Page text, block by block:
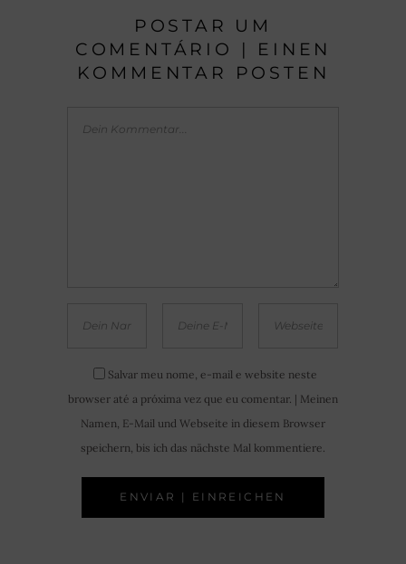
POSTAR UM
COMENTÁRIO | EINEN
KOMMENTAR POSTEN
Salvar meu nome, e-mail e website neste
browser até a próxima vez que eu comentar. | Meinen
Namen, E-Mail und Webseite in diesem Browser
speichern, bis ich das nächste Mal kommentiere.